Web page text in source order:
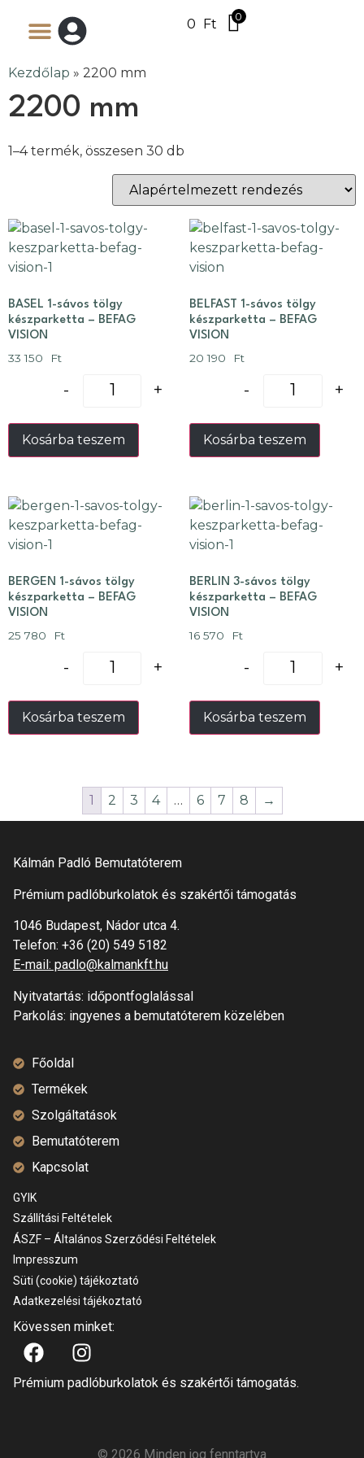
0 Ft 0
Kezdőlap » 2200 mm
2200 mm
1–4 termék, összesen 30 db
BASEL 1-sávos tölgy
készparketta – BEFAG
VISION
33 150 Ft
- +
Kosárba teszem
BELFAST 1-sávos tölgy
készparketta – BEFAG
VISION
20 190 Ft
- +
Kosárba teszem
BERGEN 1-sávos tölgy
készparketta – BEFAG
VISION
25 780 Ft
- +
Kosárba teszem
BERLIN 3-sávos tölgy
készparketta – BEFAG
VISION
16 570 Ft
- +
Kosárba teszem
1 2 3 4 … 6 7 8 →
Kálmán Padló Bemutatóterem
Prémium padlóburkolatok és szakértői támogatás
1046 Budapest, Nádor utca 4.
Telefon: +36 (20) 549 5182
E-mail: padlo@kalmankft.hu
Nyitvatartás: időpontfoglalással
Parkolás: ingyenes a bemutatóterem közelében
Főoldal
Termékek
Szolgáltatások
Bemutatóterem
Kapcsolat
GYIK
Szállítási Feltételek
ÁSZF – Általános Szerződési Feltételek
Impresszum
Süti (cookie) tájékoztató
Adatkezelési tájékoztató
Kövessen minket:
Prémium padlóburkolatok és szakértői támogatás.
© 2026 Minden jog fenntartva